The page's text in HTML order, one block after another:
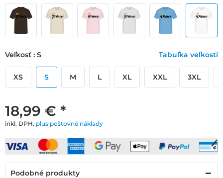
18,99 € *
inkl. DPH. plus poštovné náklady
Veľkosť : S Tabuľka veľkostí
XS S M L XL XXL 3XL
Podobné produkty